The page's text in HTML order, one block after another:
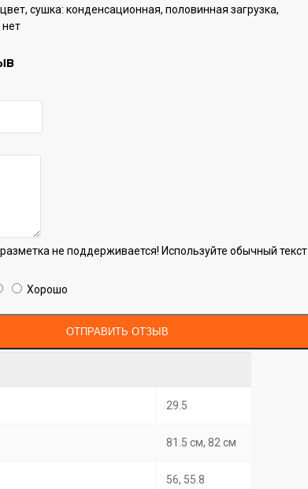
сушка: конденсационная, половинная загрузка,
разметка не поддерживается! Используйте обычный текст.
Хорошо
ОТПРАВИТЬ ОТЗЫВ
29.5
81.5 см, 82 см
56, 55.8